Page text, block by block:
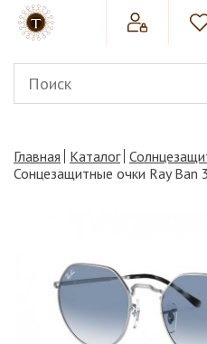
Главная Каталог
Сонцезащитные очки Ray